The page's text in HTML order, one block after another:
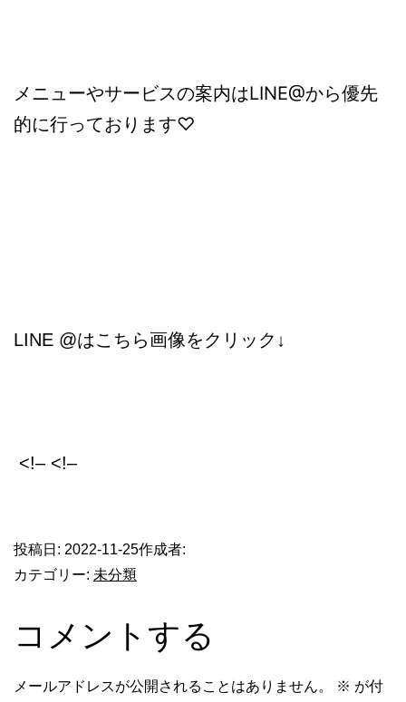
メニューやサービスの案内はLINE@から優先
的に行っております♡
LINE @はこちら画像をクリック↓
<!– <!–
投稿日: 2022-11-25作成者:
カテゴリー: 未分類
コメントする
メールアドレスが公開されることはありません。 ※ が付